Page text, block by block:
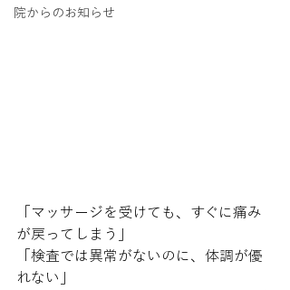
院からのお知らせ
「マッサージを受けても、すぐに痛み
が戻ってしまう」
「検査では異常がないのに、体調が優
れない」